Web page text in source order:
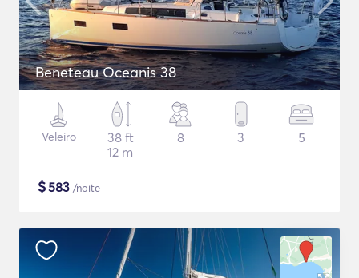
Beneteau Oceanis 38
Veleiro
38 ft
12 m
8 3 5
$583 /noite